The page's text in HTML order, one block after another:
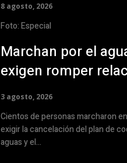
8 agosto, 2026
Foto: Especial
Marchan por el
exigen romper
3 agosto, 2026
Cientos de personas marcharon
exigir la cancelación del plan de
aguas y el...